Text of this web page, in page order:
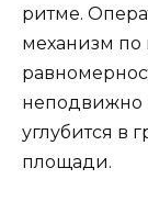
ритме.
механизм по
неподвижно
углубится в
площади.